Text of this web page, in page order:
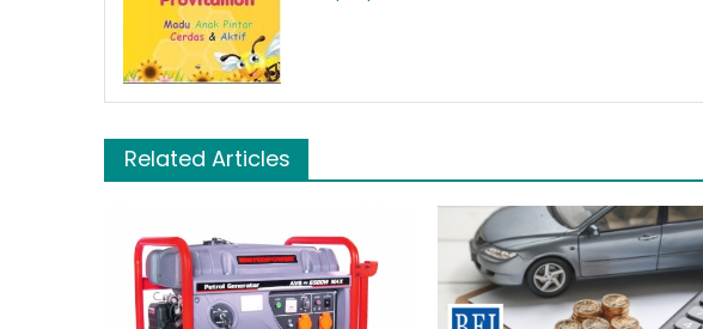
Related Articles